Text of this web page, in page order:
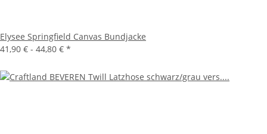
Elysee Springfield Canvas Bundjacke
41,90 € - 44,80 € *